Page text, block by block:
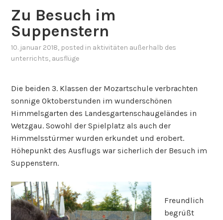
Zu Besuch im
Suppenstern
10. januar 2018, posted in aktivitäten außerhalb des
unterrichts, ausflüge
Die beiden 3. Klassen der Mozartschule verbrachten
sonnige Oktoberstunden im wunderschönen
Himmelsgarten des Landesgartenschaugeländes in
Wetzgau. Sowohl der Spielplatz als auch der
Himmelsstürmer wurden erkundet und erobert.
Höhepunkt des Ausflugs war sicherlich der Besuch im
Suppenstern.
Freundlich
begrüßt